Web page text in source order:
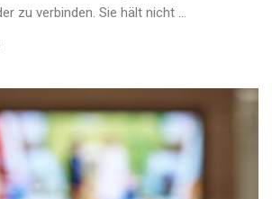
zu verbinden. Sie hält nicht ...